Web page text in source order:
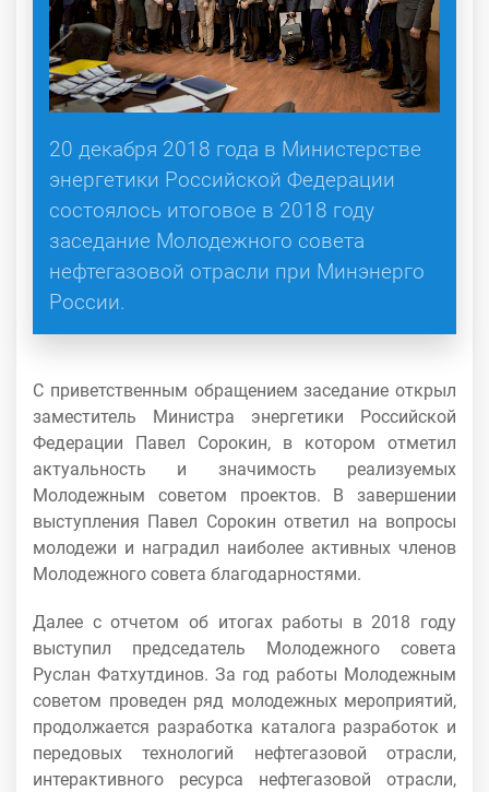
20 декабря 2018 года в Министерстве
энергетики Российской Федерации
состоялось итоговое в 2018 году
заседание Молодежного совета
нефтегазовой отрасли при Минэнерго
России.
С приветственным обращением заседание открыл
заместитель Министра энергетики Российской
Федерации Павел Сорокин, в котором отметил
актуальность и значимость реализуемых
Молодежным советом проектов. В завершении
выступления Павел Сорокин ответил на вопросы
молодежи и наградил наиболее активных членов
Молодежного совета благодарностями.
Далее с отчетом об итогах работы в 2018 году
выступил председатель Молодежного совета
Руслан Фатхутдинов. За год работы Молодежным
советом проведен ряд молодежных мероприятий,
продолжается разработка каталога разработок и
передовых технологий нефтегазовой отрасли,
интерактивного ресурса нефтегазовой отрасли,